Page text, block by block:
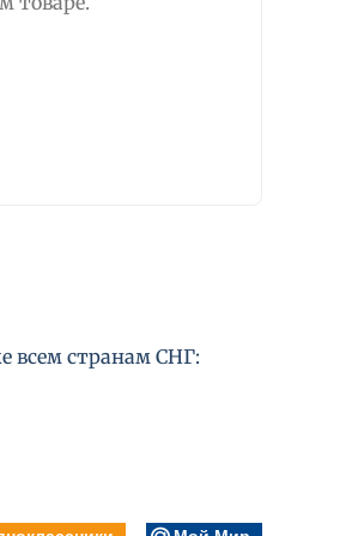
всем странам СНГ: